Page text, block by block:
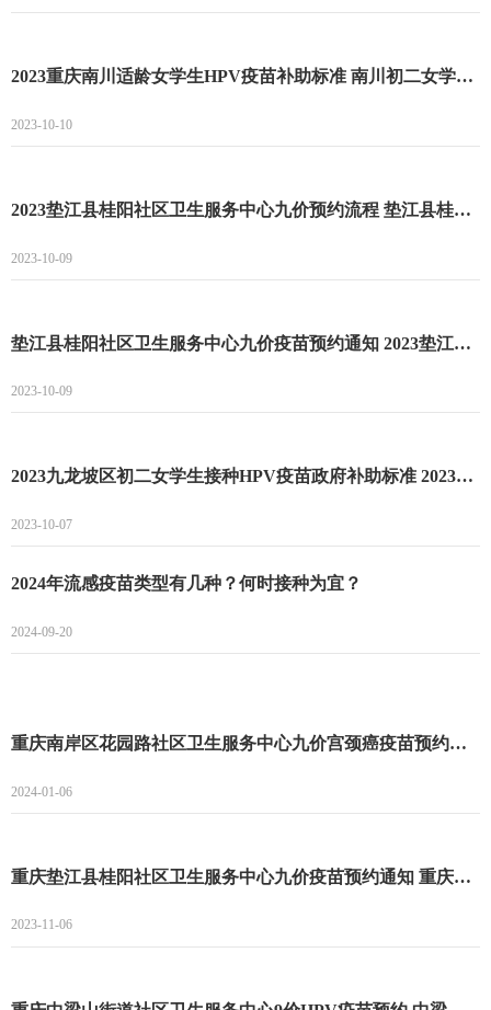
2023重庆南川适龄女学生HPV疫苗补助标准 南川初二女学生接种HPV疫苗政府补助
2023-10-10
2023垫江县桂阳社区卫生服务中心九价预约流程 垫江县桂阳社区卫生服务中心九价预约最新时间
2023-10-09
垫江县桂阳社区卫生服务中心九价疫苗预约通知 2023垫江县桂阳社区卫生服务中心最新到苗消息
2023-10-09
2023九龙坡区初二女学生接种HPV疫苗政府补助标准 2023九龙坡区初二女学生接种HPV疫苗补助
2023-10-07
2024年流感疫苗类型有几种？何时接种为宜？
2024-09-20
重庆南岸区花园路社区卫生服务中心九价宫颈癌疫苗预约登记开始 南岸区花园路社区九价宫颈癌疫苗预约
2024-01-06
重庆垫江县桂阳社区卫生服务中心九价疫苗预约通知 重庆垫江县桂阳社区卫生服务中心九价疫苗预约指南
2023-11-06